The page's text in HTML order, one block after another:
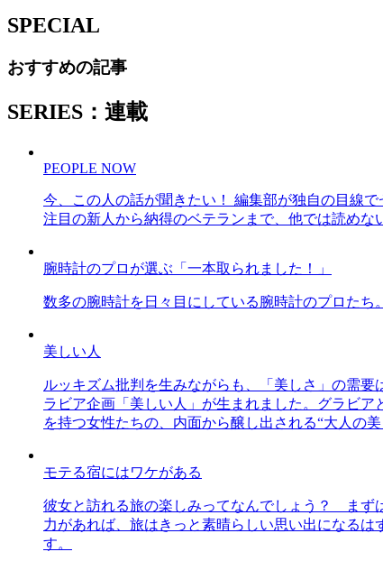
SPECIAL
おすすめの記事
SERIES：連載
PEOPLE NOW
今、この人の話が聞きたい！ 編集部が独自の目線
注目の新人から納得のベテランまで、他では読めな
腕時計のプロが選ぶ「一本取られました！」
数多の腕時計を日々目にしている腕時計のプロたち
美しい人
ルッキズム批判を生みながらも、「美しさ」の需
ラビア企画「美しい人」が生まれました。グラビ
を持つ女性たちの、内面から醸し出される“大人の
モテる宿にはワケがある
彼女と訪れる旅の楽しみってなんでしょう？ まず
力があれば、旅はきっと素晴らしい思い出になる
す。